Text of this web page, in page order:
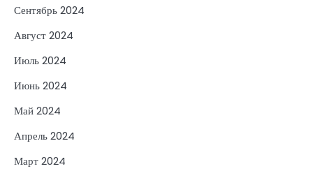
Сентябрь 2024
Август 2024
Июль 2024
Июнь 2024
Май 2024
Апрель 2024
Март 2024